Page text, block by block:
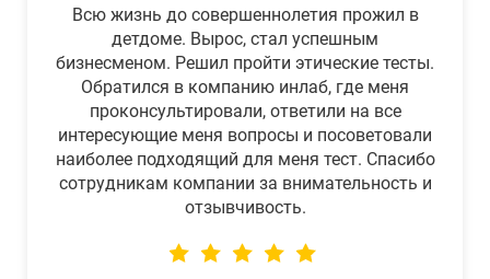
Всю жизнь до совершеннолетия прожил в
детдоме. Вырос, стал успешным
бизнесменом. Решил пройти этические тесты.
Обратился в компанию инлаб, где меня
проконсультировали, ответили на все
интересующие меня вопросы и посоветовали
наиболее подходящий для меня тест. Спасибо
сотрудникам компании за внимательность и
отзывчивость.